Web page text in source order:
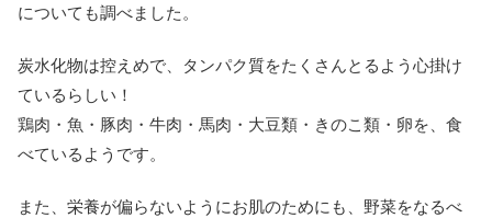
についても調べました。
炭水化物は控えめで、タンパク質をたくさんとるよう心掛け
ているらしい！
鶏肉・魚・豚肉・牛肉・馬肉・大豆類・きのこ類・卵を、食
べているようです。
また、栄養が偏らないようにお肌のためにも、野菜をなるべ